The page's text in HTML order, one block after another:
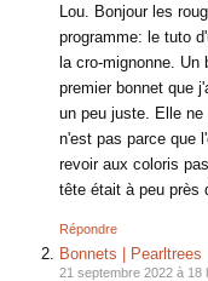
Lou. Bonjour les
programme: le tuto
la cro-mignonne.
premier bonnet que
un peu juste. Elle ne
n'est pas parce que
revoir aux coloris
tête était à peu
Répondre
Bonnets | Pearltrees
21 septembre 2022 à 18